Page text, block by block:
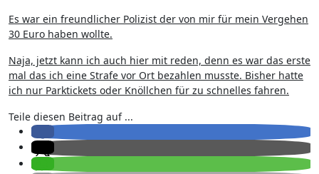
Es war ein freundlicher Polizist der von mir für mein Vergehen
30 Euro haben wollte.
Naja, jetzt kann ich auch hier mit reden, denn es war das erste
mal das ich eine Strafe vor Ort bezahlen musste. Bisher hatte
ich nur Parktickets oder Knöllchen für zu schnelles fahren.
Teile diesen Beitrag auf ...